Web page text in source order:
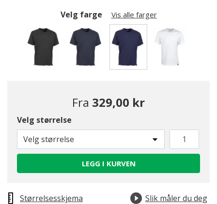
Velg farge Vis alle farger
Fra 329,00 kr
Velg størrelse
Velg størrelse
LEGG I KURVEN
Størrelsesskjema
Slik måler du deg